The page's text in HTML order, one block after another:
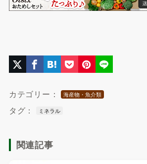
カテゴリー： 海産物・魚介類
タグ： ミネラル
関連記事